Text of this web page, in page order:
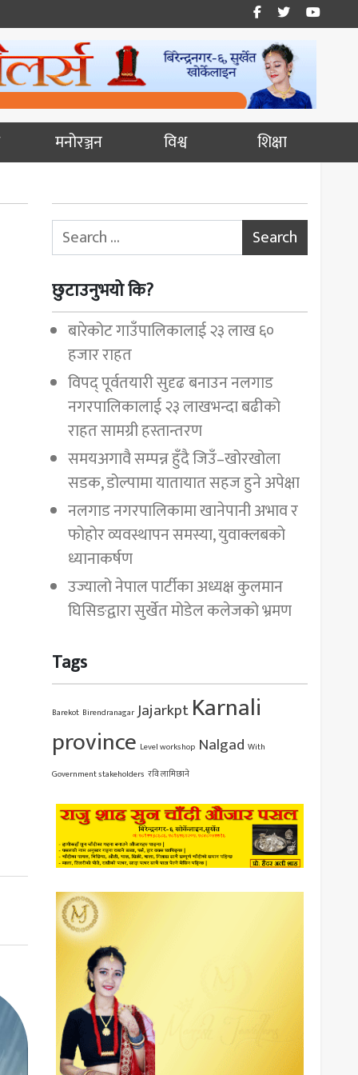
मनोरञ्जन विश्व शिक्षा
Search for:
छुटाउनुभयो कि?
बारेकोट गाउँपालिकालाई २३ लाख ६०
हजार राहत
विपद् पूर्वतयारी सुदृढ बनाउन नलगाड
नगरपालिकालाई २३ लाखभन्दा बढीको
राहत सामग्री हस्तान्तरण
समयअगावै सम्पन्न हुँदै जिउँ–खोरखोला
सडक, डोल्पामा यातायात सहज हुने अपेक्षा
नलगाड नगरपालिकामा खानेपानी अभाव र
फोहोर व्यवस्थापन समस्या, युवाक्लबको
ध्यानाकर्षण
उज्यालो नेपाल पार्टीका अध्यक्ष कुलमान
घिसिङद्वारा सुर्खेत मोडेल कलेजको भ्रमण
Tags
Barekot Birendranagar JajarkptKarnali
province Level workshop Nalgad With
Government stakeholders रवि लामिछाने